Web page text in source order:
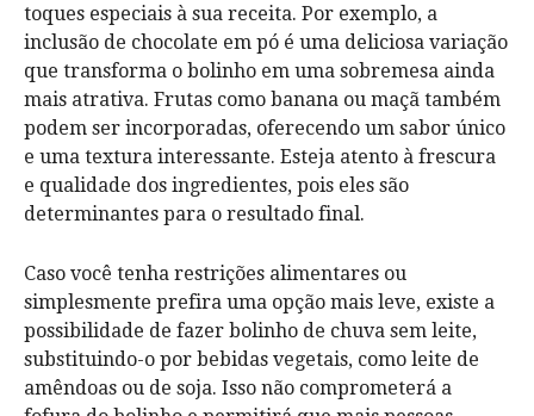
toques especiais à sua receita. Por exemplo, a
inclusão de chocolate em pó é uma deliciosa variação
que transforma o bolinho em uma sobremesa ainda
mais atrativa. Frutas como banana ou maçã também
podem ser incorporadas, oferecendo um sabor único
e uma textura interessante. Esteja atento à frescura
e qualidade dos ingredientes, pois eles são
determinantes para o resultado final.
Caso você tenha restrições alimentares ou
simplesmente prefira uma opção mais leve, existe a
possibilidade de fazer bolinho de chuva sem leite,
substituindo-o por bebidas vegetais, como leite de
amêndoas ou de soja. Isso não comprometerá a